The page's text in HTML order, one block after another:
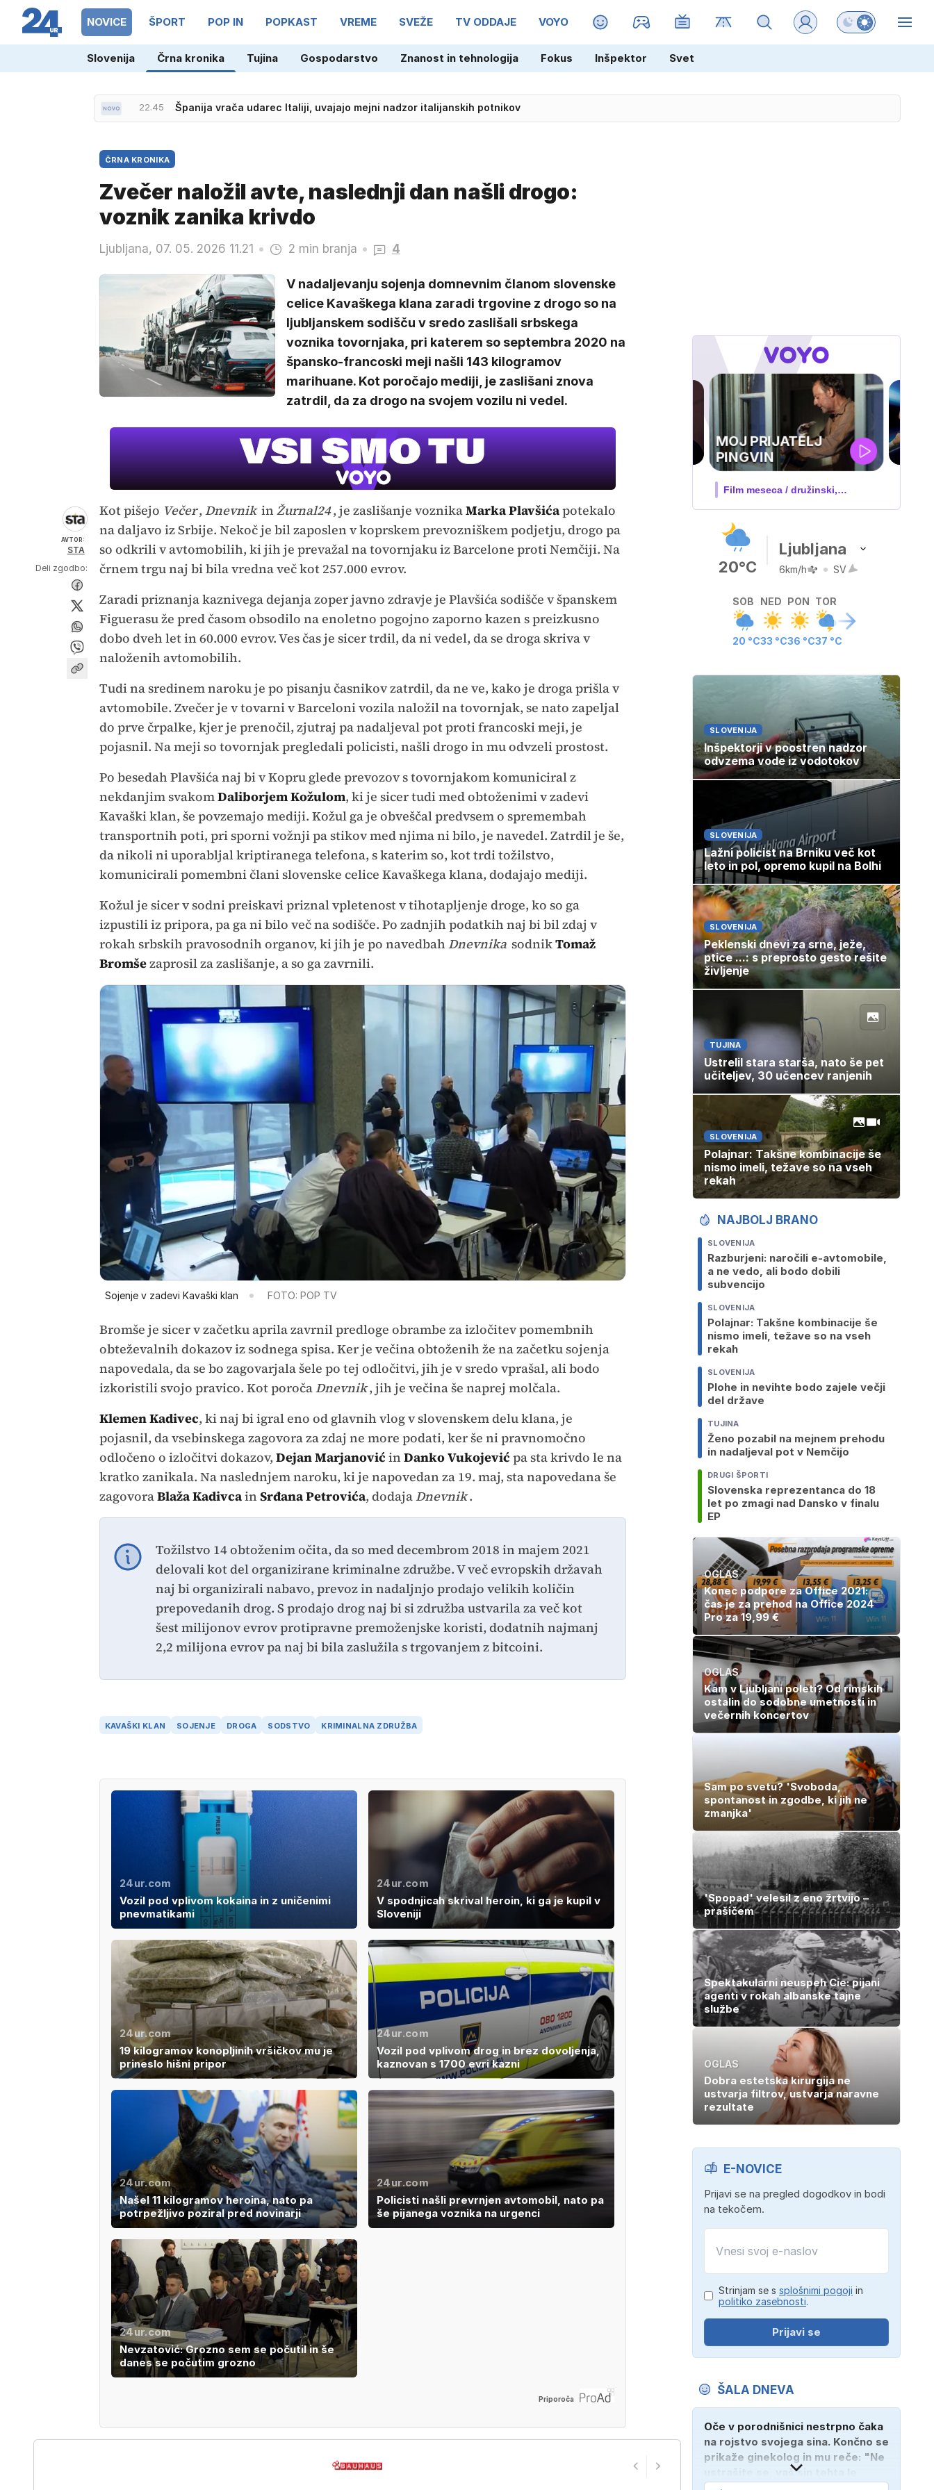
NOVICE ŠPORT POP IN POPKAST VREME SVEŽE TV ODDAJE VOYO MAGAZIN Preklopi barvni
Slovenija Črna kronika Tujina Gospodarstvo Znanost in tehnologija Fokus Inšpektor Svet
Španija vrača udarec Italiji, uvajajo mejni nadzor italijanskih potnikov
21.26 Incident na ženski Dirki po Franciji: voznik ogrožal varnost kolesark
ČRNA KRONIKA
Zvečer naložil avte, naslednji dan našli drogo:
voznik zanika krivdo
Ljubljana, 07. 05. 2026 11.21 2 min branja 4
V nadaljevanju sojenja domnevnim članom slovenske
celice Kavaškega klana zaradi trgovine z drogo so na
ljubljanskem sodišču v sredo zaslišali srbskega
voznika tovornjaka, pri katerem so septembra 2020 na
špansko-francoski meji našli 143 kilogramov
marihuane. Kot poročajo mediji, je zaslišani znova
zatrdil, da za drogo na svojem vozilu ni vedel.
AVTOR:
STA
Deli zgodbo:
Kot pišejo Večer, Dnevnik inŽurnal24, je zaslišanje voznikaMarka Plavšićapotekalo
na daljavo iz Srbije. Nekoč je bil zaposlen v koprskem prevozniškem podjetju, drogo pa
so odkrili v avtomobilih, ki jih je prevažal na tovornjaku iz Barcelone proti Nemčiji. Na
črnem trgu naj bi bila vredna več kot 257.000 evrov.
Zaradi priznanja kaznivega dejanja zoper javno zdravje je Plavšića sodišče v španskem
Figuerasu že pred časom obsodilo na enoletno pogojno zaporno kazen s preizkusno
dobo dveh let in 60.000 evrov. Ves čas je sicer trdil, da ni vedel, da se droga skriva v
naloženih avtomobilih.
Tudi na sredinem naroku je po pisanju časnikov zatrdil, da ne ve, kako je droga prišla v
avtomobile. Zvečer je v tovarni v Barceloni vozila naložil na tovornjak, se nato zapeljal
do prve črpalke, kjer je prenočil, zjutraj pa nadaljeval pot proti francoski meji, je
pojasnil. Na meji so tovornjak pregledali policisti, našli drogo in mu odvzeli prostost.
Po besedah Plavšića naj bi v Kopru glede prevozov s tovornjakom komuniciral z
nekdanjim svakomDaliborjem Kožulom, ki je sicer tudi med obtoženimi v zadevi
Kavaški klan, še povzemajo mediji. Kožul ga je obveščal predvsem o spremembah
transportnih poti, pri sporni vožnji pa stikov med njima ni bilo, je navedel. Zatrdil je še,
da nikoli ni uporabljal kriptiranega telefona, s katerim so, kot trdi tožilstvo,
komunicirali pomembni člani slovenske celice Kavaškega klana, dodajajo mediji.
Kožul je sicer v sodni preiskavi priznal vpletenost v tihotapljenje droge, ko so ga
izpustili iz pripora, pa ga ni bilo več na sodišče. Po zadnjih podatkih naj bi bil zdaj v
rokah srbskih pravosodnih organov, ki jih je po navedbahDnevnika sodnikTomaž
Bromšezaprosil za zaslišanje, a so ga zavrnili.
Sojenje v zadevi Kavaški klan FOTO: POP TV
Bromše je sicer v začetku aprila zavrnil predloge obrambe za izločitev pomembnih
obteževalnih dokazov iz sodnega spisa. Ker je večina obtoženih že na začetku sojenja
napovedala, da se bo zagovarjala šele po tej odločitvi, jih je v sredo vprašal, ali bodo
izkoristili svojo pravico. Kot poročaDnevnik, jih je večina še naprej molčala.
Klemen Kadivec, ki naj bi igral eno od glavnih vlog v slovenskem delu klana, je
pojasnil, da vsebinskega zagovora za zdaj ne more podati, ker še ni pravnomočno
odločeno o izločitvi dokazov, Dejan Marjanović inDanko Vukojević pa sta krivdo le na
kratko zanikala. Na naslednjem naroku, ki je napovedan za 19. maj, sta napovedana še
zagovoraBlaža KadivcainSrđana Petrovića, dodajaDnevnik.
Tožilstvo 14 obtoženim očita, da so med decembrom 2018 in majem 2021
delovali kot del organizirane kriminalne združbe. V več evropskih državah
naj bi organizirali nabavo, prevoz in nadaljnjo prodajo velikih količin
prepovedanih drog. S prodajo drog naj bi si združba ustvarila za več kot
šest milijonov evrov protipravne premoženjske koristi, dodatnih najmanj
2,2 milijona evrov pa naj bi bila zaslužila s trgovanjem z bitcoini.
KAVAŠKI KLAN SOJENJE DROGA SODSTVO KRIMINALNA ZDRUŽBA
24ur.com
Vozil pod vplivom kokaina in z uničenimi
pnevmatikami
24ur.com
V spodnjicah skrival heroin, ki ga je kupil v
Sloveniji
24ur.com
19 kilogramov konopljinih vršičkov mu je
prineslo hišni pripor
24ur.com
Vozil pod vplivom drog in brez dovoljenja,
kaznovan s 1700 evri kazni
24ur.com
Našel 11 kilogramov heroina, nato pa
potrpežljivo poziral pred novinarji
24ur.com
Policisti našli prevrnjen avtomobil, nato pa
še pijanega voznika na urgenci
24ur.com
Nevzatović: Grozno sem se počutil in še
danes se počutim grozno
Priporoča
UEFA
SUPERPOKAL
V živo na VOYO: sreda ob 20.30
20°C
Ljubljana
6km/h SV
SOB
20 °C
NED
33 °C
PON
36 °C
TOR
37 °C
SLOVENIJA
Inšpektorji v poostren nadzor
odvzema vode iz vodotokov
SLOVENIJA
Lažni policist na Brniku več kot
leto in pol, opremo kupil na Bolhi
SLOVENIJA
Peklenski dnevi za srne, ježe,
ptice ...: s preprosto gesto rešite
življenje
TUJINA
Ustrelil stara starša, nato še pet
učiteljev, 30 učencev ranjenih
SLOVENIJA
Polajnar: Takšne kombinacije še
nismo imeli, težave so na vseh
rekah
NAJBOLJ BRANO
SLOVENIJA
Razburjeni: naročili e-avtomobile,
a ne vedo, ali bodo dobili
subvencijo
SLOVENIJA
Polajnar: Takšne kombinacije še
nismo imeli, težave so na vseh
rekah
SLOVENIJA
Plohe in nevihte bodo zajele večji
del države
TUJINA
Ženo pozabil na mejnem prehodu
in nadaljeval pot v Nemčijo
DRUGI ŠPORTI
Slovenska reprezentanca do 18
let po zmagi nad Dansko v finalu
EP
OGLAS
Konec podpore za Office 2021:
čas je za prehod na Office 2024
Pro za 19,99 €
OGLAS
Kam v Ljubljani poleti? Od rimskih
ostalin do sodobne umetnosti in
večernih koncertov
Sam po svetu? 'Svoboda,
spontanost in zgodbe, ki jih ne
zmanjka'
'Spopad' velesil z eno žrtvijo –
prašičem
Spektakularni neuspeh Cie: pijani
agenti v rokah albanske tajne
službe
OGLAS
Dobra estetska kirurgija ne
ustvarja filtrov, ustvarja naravne
rezultate
E-NOVICE
Prijavi se na pregled dogodkov in bodi
na tekočem.
Strinjam se s splošnimi pogoji in
politiko zasebnosti.
Prijavi se
ŠALA DNEVA
Oče v porodnišnici nestrpno čaka
na rojstvo svojega sina. Končno se
prikaže ginekolog in mu reče: "Ne
ustrašite se, vaš sin tehta le